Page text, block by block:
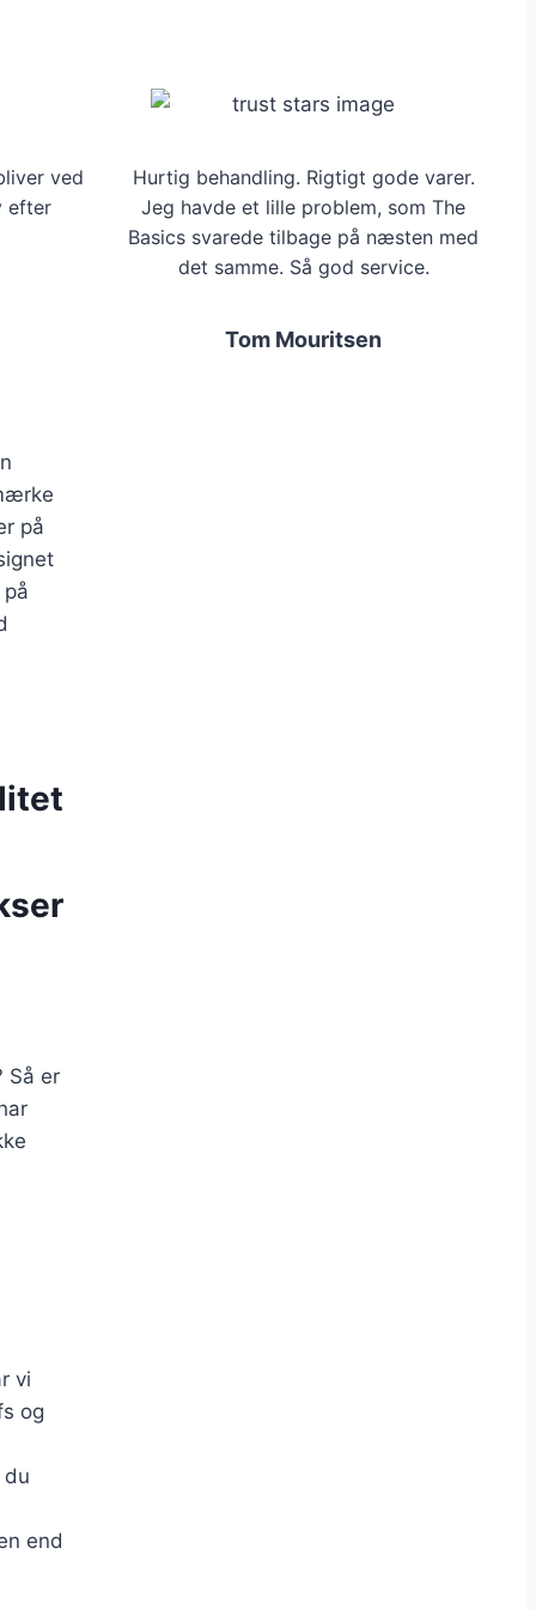
ved
efter
Hurtig behandling. Rigtigt gode varer.
Jeg havde et lille problem, som The
Basics svarede tilbage på næsten med
det samme. Så god service.
Tom Mouritsen
på
Så er
vi
og
du
end